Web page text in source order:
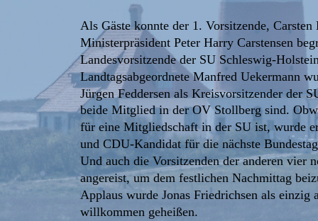
Als Gäste konnte der 1. Vorsitzende,
Ministerpräsident Peter Harry Carstensen
Landesvorsitzende der SU Schleswig-
Landtagsabgeordnete Manfred Uekermann
Jürgen Feddersen als Kreisvorsitzender der
beide Mitglied in der OV Stollberg sind.
für eine Mitgliedschaft in der SU ist, wurde
und CDU-Kandidat für die nächste
Und auch die Vorsitzenden der anderen vier
angereist, um dem festlichen Nachmittag
Applaus wurde Jonas Friedrichsen als einzig
willkommen geheißen.